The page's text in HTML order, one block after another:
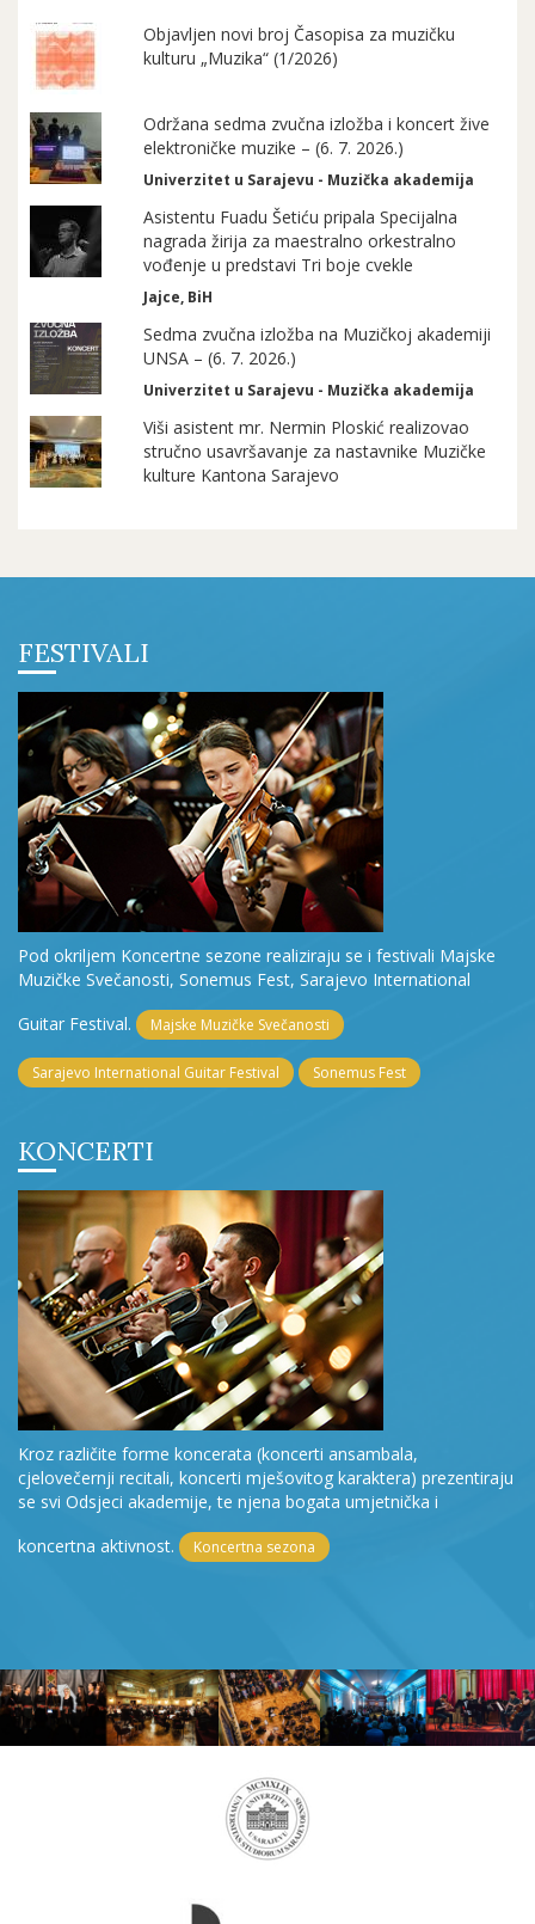
Objavljen novi broj Časopisa za muzičku
kulturu „Muzika“ (1/2026)
Održana sedma zvučna izložba i koncert žive
elektroničke muzike – (6. 7. 2026.)
Univerzitet u Sarajevu - Muzička akademija
Asistentu Fuadu Šetiću pripala Specijalna
nagrada žirija za maestralno orkestralno
vođenje u predstavi Tri boje cvekle
Jajce, BiH
Sedma zvučna izložba na Muzičkoj akademiji
UNSA – (6. 7. 2026.)
Univerzitet u Sarajevu - Muzička akademija
Viši asistent mr. Nermin Ploskić realizovao
stručno usavršavanje za nastavnike Muzičke
kulture Kantona Sarajevo
FESTIVALI
Pod okriljem Koncertne sezone realiziraju se i festivali Majske
Muzičke Svečanosti, Sonemus Fest, Sarajevo International
Guitar Festival.
Majske Muzičke Svečanosti
Sarajevo International Guitar Festival Sonemus Fest
KONCERTI
Kroz različite forme koncerata (koncerti ansambala,
cjelovečernji recitali, koncerti mješovitog karaktera) prezentiraju
se svi Odsjeci akademije, te njena bogata umjetnička i
koncertna aktivnost.
Koncertna sezona